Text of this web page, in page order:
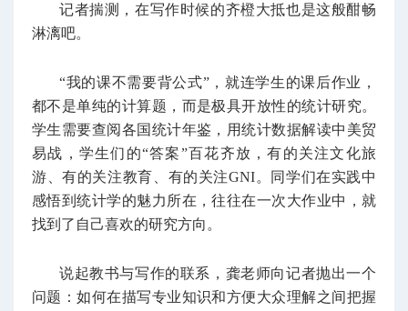
记者揣测，在写作时候的齐橙大抵也是这般酣畅
淋漓吧。
“我的课不需要背公式”，就连学生的课后作业，
都不是单纯的计算题，而是极具开放性的统计研究。
学生需要查阅各国统计年鉴，用统计数据解读中美贸
易战，学生们的“答案”百花齐放，有的关注文化旅
游、有的关注教育、有的关注GNI。同学们在实践中
感悟到统计学的魅力所在，往往在一次大作业中，就
找到了自己喜欢的研究方向。
说起教书与写作的联系，龚老师向记者抛出一个
问题：如何在描写专业知识和方便大众理解之间把握